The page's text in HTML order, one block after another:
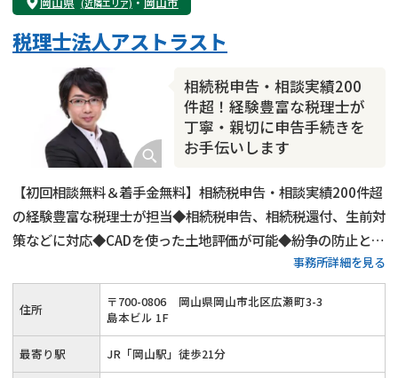
相続手続き 銀行手続き
成年後見・任意後見
贈与税
相続人調査
相続財産調査
相続トラブル
(近隣エリア)
相続税申告・相談実績200
件超！経験豊富な税理士が
丁寧・親切に申告手続きを
お手伝いします
税理士法人アストラスト
【初回相談無料＆着手金無料】相続税申告・相談実績200件超
の経験豊富な税理士が担当◆相続税申告、相続税還付、生前対
策などに対応◆CADを使った土地評価が可能◆紛争の防止と相
続税の節税の両方をしっかりとサポートします。相続のことな
ら税理士法人アストラストまでご相談ください。
事務所詳細を見る
住所 〒700-0806
岡山県岡山市北区広瀬町3-3
島本ビル 1F
最寄り駅 JR「岡山駅」徒歩21分